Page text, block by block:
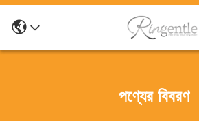
পণ্যের বিবরণ